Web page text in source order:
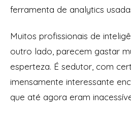
ferramenta de analytics
Muitos profissionais de
outro lado, parecem gastar
esperteza. É sedutor, com
imensamente interessante
que até agora eram